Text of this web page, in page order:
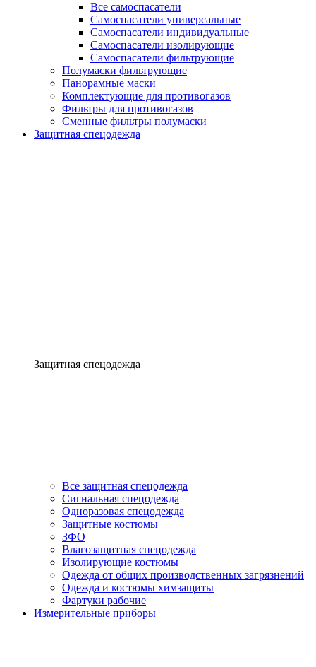
Все самоспасатели
Самоспасатели универсальные
Самоспасатели индивидуальные
Самоспасатели изолирующие
Самоспасатели фильтрующие
Полумаски фильтрующие
Панорамные маски
Комплектующие для противогазов
Фильтры для противогазов
Сменные фильтры полумаски
Защитная спецодежда
Защитная спецодежда
Все защитная спецодежда
Сигнальная спецодежда
Одноразовая спецодежда
Защитные костюмы
ЗФО
Влагозащитная спецодежда
Изолирующие костюмы
Одежда от общих производственных загрязнений
Одежда и костюмы химзащиты
Фартуки рабочие
Измерительные приборы